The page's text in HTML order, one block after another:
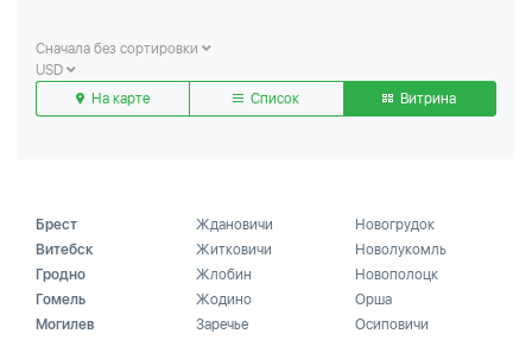
Сначала без сортировки
USD
На карте
Список Витрина
Брест
Витебск
Гродно
Гомель
Могилев
Ждановичи
Житковичи
Жлобин
Жодино
Заречье
Новогрудок
Новолукомль
Новополоцк
Орша
Осиповичи